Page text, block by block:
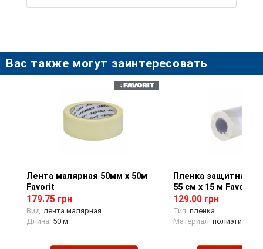
Вас также могут заинтересовать
Просмотр товара
Лента малярная 50мм х 50м
Favorit
179.75 грн
Вид: лента малярная
Длина: 50 м
Просмотр
Пленка защитная с
55 см х 15 м Favorit
129.00 грн
Тип: пленка
Материал: